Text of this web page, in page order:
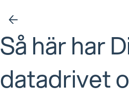
←
Så här har
datadrivet